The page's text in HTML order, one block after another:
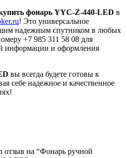
фонарь YYC-Z-440-LED в
! Это универсальное
надежным спутником в любых
+7 985 311 58 08 для
информации и оформления
вы всегда будете готовы к
себе надежное и качественное
отзыв на “Фонарь ручной